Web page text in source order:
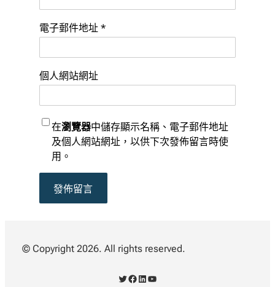
電子郵件地址 *
個人網站網址
在瀏覽器中儲存顯示名稱、電子郵件地址
及個人網站網址，以供下次發佈留言時使
用。
© Copyright 2026. All rights reserved.
X Facebook LinkedIn YouTube